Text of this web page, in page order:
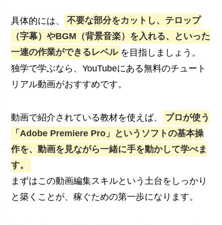
具体的には、
不要な部分をカットし、テロップ
（字幕）やBGM（背景音楽）を入れる、といった
一連の作業ができるレベル を目指しましょう。
独学で学ぶなら、YouTubeにある無料のチュート
リアル動画がおすすめです。
動画で紹介されている教材を使えば、
プロが使う
「Adobe Premiere Pro」というソフトの基本操
作を、動画を見ながら一緒に手を動かして学べま
す。
まずはこの動画編集スキルという土台をしっかり
と築くことが、稼ぐための第一歩になります。